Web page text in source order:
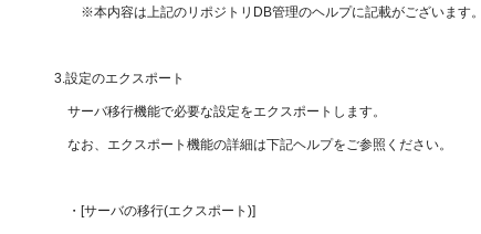
※本内容は上記のリポジトリDB管理のヘルプに記載がございます。
3.設定のエクスポート
サーバ移行機能で必要な設定をエクスポートします。
なお、エクスポート機能の詳細は下記ヘルプをご参照ください。
・[サーバの移行(エクスポート)]